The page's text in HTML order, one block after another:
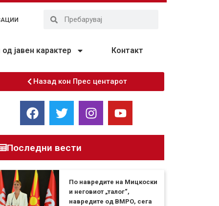
јавен карактер Контакт
Назад кон Прес центарот
Последни вести
По навредите на Мицкоски
и неговиот „талог“,
навредите од ВМРО, сега